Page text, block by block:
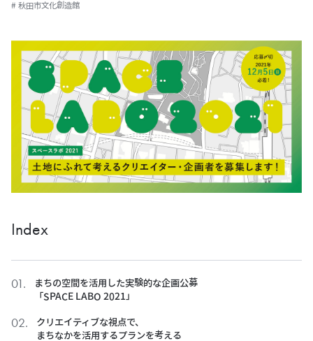
# 秋田市文化創造館
Index
まちの空間を活用した実験的な企画公募
「SPACE LABO 2021」
クリエイティブな視点で、
まちなかを活用するプランを考える